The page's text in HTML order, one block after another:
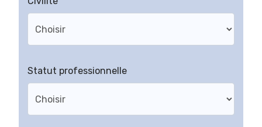
Statut professionnelle